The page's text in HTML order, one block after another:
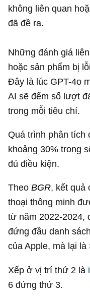
không liên quan
đã đề ra.
Những đánh giá
hoặc sản phẩm bị
Đây là lúc GPT-4o
AI sẽ đếm số lượt
trong mỗi tiêu chí.
Quá trình phân tích
khoảng 30% trong
đủ điều kiện.
TheoBGR, kết quả
thoại thông minh
từ năm 2022-2024,
đứng đầu danh
của Apple, mà lại
Xếp ở vị trí thứ 2 là
6 đứng thứ 3.